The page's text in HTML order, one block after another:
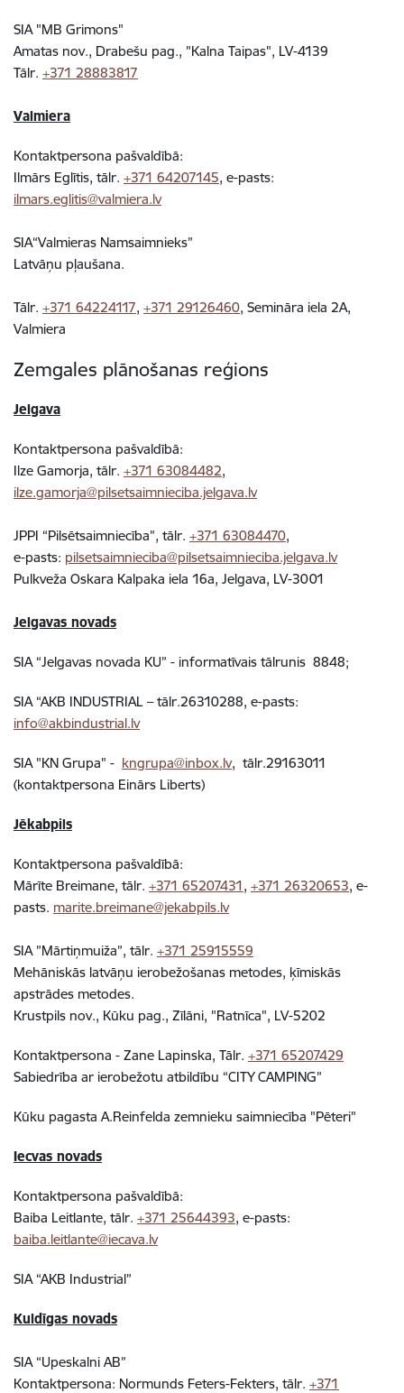
SIA "MB Grimons"
Amatas nov., Drabešu pag., "Kalna Taipas", LV-4139
Tālr. +371 28883817
Valmiera
Kontaktpersona pašvaldībā:
Ilmārs Eglītis, tālr. +371 64207145, e-pasts:
ilmars.eglitis@valmiera.lv
SIA“Valmieras Namsaimnieks”
Latvāņu pļaušana.
Tālr. +371 64224117, +371 29126460, Semināra iela 2A,
Valmiera
Zemgales plānošanas reģions
Jelgava
Kontaktpersona pašvaldībā:
Ilze Gamorja, tālr. +371 63084482,
ilze.gamorja@pilsetsaimnieciba.jelgava.lv
JPPI “Pilsētsaimniecība”, tālr. +371 63084470,
e-pasts: pilsetsaimnieciba@pilsetsaimnieciba.jelgava.lv
Pulkveža Oskara Kalpaka iela 16a, Jelgava, LV-3001
Jelgavas novads
SIA “Jelgavas novada KU” - informatīvais tālrunis 8848;
SIA “AKB INDUSTRIAL – tālr.26310288, e-pasts:
info@akbindustrial.lv
SIA "KN Grupa" - kngrupa@inbox.lv, tālr.29163011​
(kontaktpersona Einārs Liberts)
Jēkabpils
Kontaktpersona pašvaldībā:
Mārīte Breimane, tālr. +371 65207431, +371 26320653, e-
pasts. marite.breimane@jekabpils.lv
SIA ”Mārtiņmuiža”, tālr. +371 25915559
Mehāniskās latvāņu ierobežošanas metodes, ķīmiskās
apstrādes metodes.
Krustpils nov., Kūku pag., Zīlāni, "Ratnīca", LV-5202
Kontaktpersona - Zane Lapinska, Tālr. +371 65207429
Sabiedrība ar ierobežotu atbildību “CITY CAMPING”
Kūku pagasta A.Reinfelda zemnieku saimniecība "Pēteri"
Iecvas novads
Kontaktpersona pašvaldībā:
Baiba Leitlante, tālr. +371 25644393, e-pasts:
baiba.leitlante@iecava.lv
SIA “AKB Industrial”
Kuldīgas novads
SIA “Upeskalni AB”
Kontaktpersona: Normunds Feters-Fekters, tālr. +371